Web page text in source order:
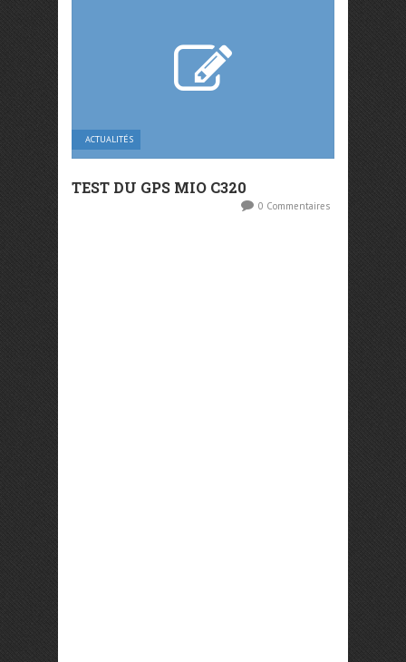
ACTUALITÉS
TEST DU GPS MIO C320
0 Commentaires